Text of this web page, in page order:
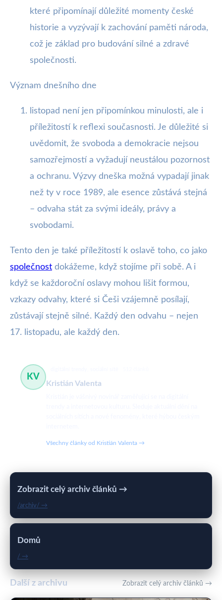
které připomínají důležité momenty české
historie a vyzývají k zachování paměti národa,
což je základ pro budování silné a zdravé
společnosti.
Význam dnešního dne
listopad není jen připomínkou minulosti, ale i
příležitostí k reflexi současnosti. Je důležité si
uvědomit, že svoboda a demokracie nejsou
samozřejmostí a vyžadují neustálou pozornost
a ochranu. Výzvy dneška možná vypadají jinak
než ty v roce 1989, ale esence zůstává stejná
– odvaha stát za svými ideály, právy a
svobodami.
Tento den je také příležitostí k oslavě toho, co jako
společnost dokážeme, když stojíme při sobě. A i
když se každoroční oslavy mohou lišit formou,
vzkazy odvahy, které si Češi vzájemně posílají,
zůstávají stejně silné. Každý den odvahu – nejen
17. listopadu, ale každý den.
KV
Kristián Valenta
Všechny články od Kristián Valenta →
Zobrazit celý archiv článků →
/archiv/ →
Domů
/ →
Další z archivu Zobrazit celý archiv článků →